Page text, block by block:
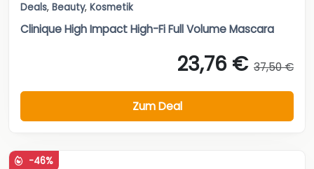
Deals, Beauty, Kosmetik
Clinique High Impact High-Fi Full Volume Mascara
23,76 € 37,50 €
Zum Deal
-46%